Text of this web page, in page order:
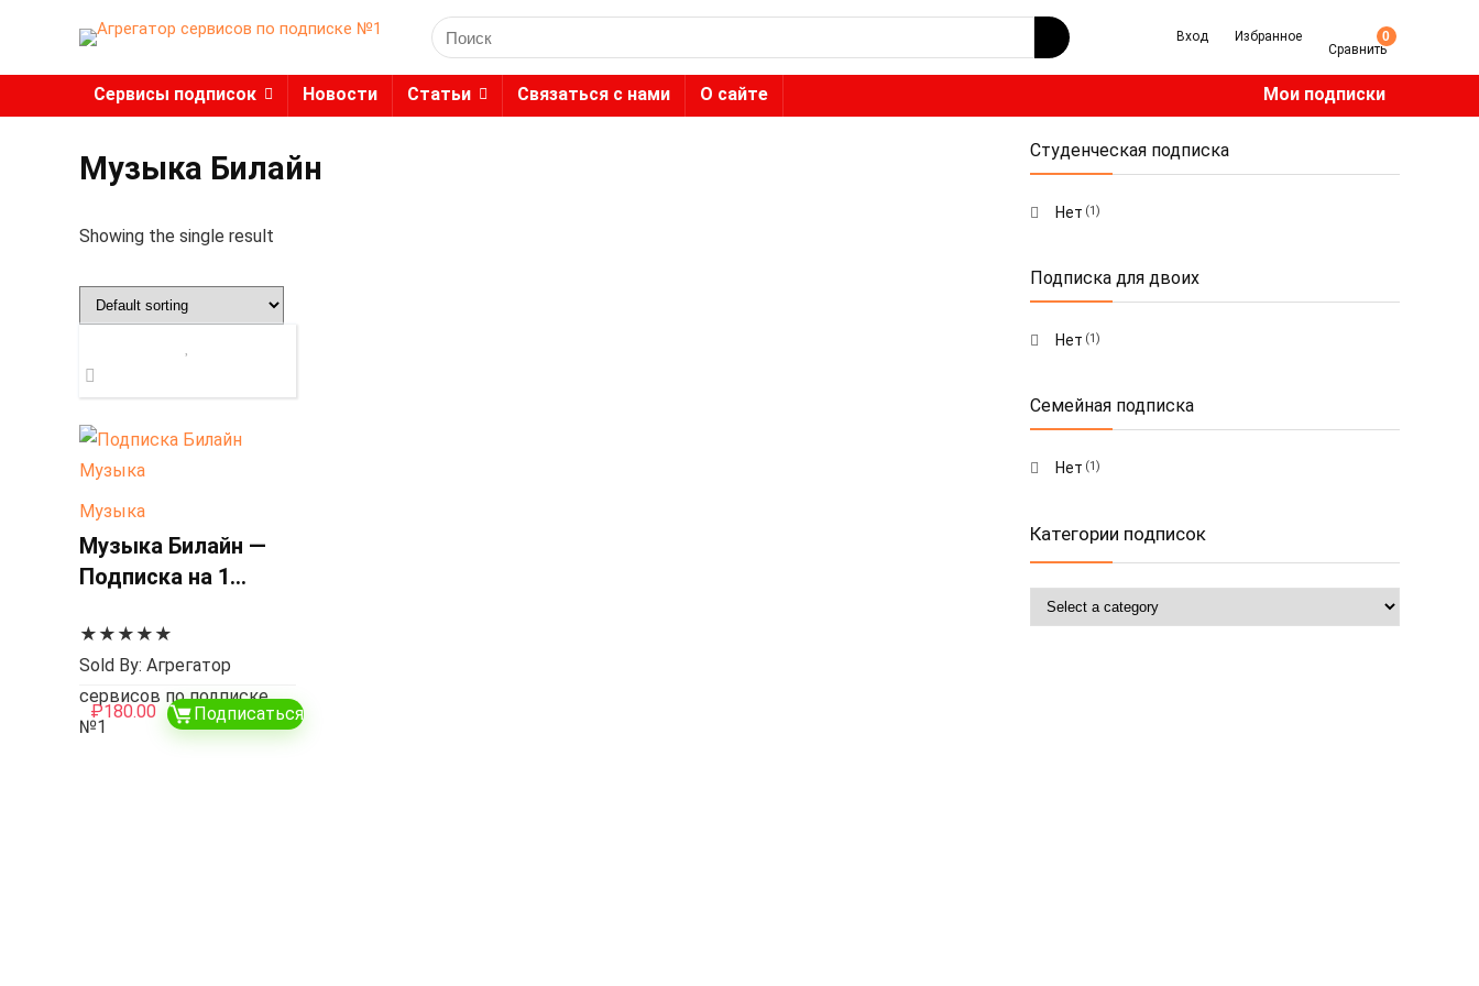
Search
for:
Вход Избранное
0
Сравнить
Сервисы подписок Новости Статьи Связаться с нами О сайте Мои подписки
Музыка Билайн
Showing the single result
Музыка
Музыка Билайн —
Подписка на 1
★ ★ ★ ★ ★
₽180.00 Подписаться
Sold By: Агрегатор
сервисов по подписке
№1
Студенческая подписка
Нет (1)
Подписка для двоих
Нет (1)
Семейная подписка
Нет (1)
Категории подписок